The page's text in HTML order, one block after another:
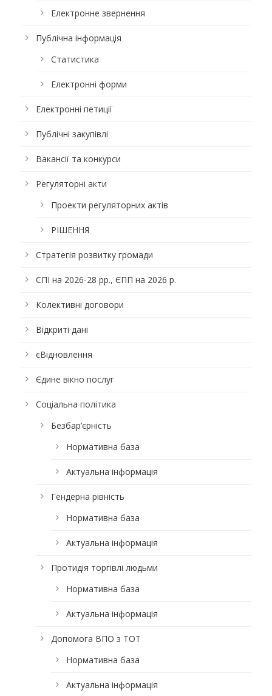
Електронне звернення
Публічна інформація
Статистика
Електронні форми
Електронні петиції
Публічні закупівлі
Вакансії та конкурси
Регуляторні акти
Проекти регуляторних актів
РІШЕННЯ
Стратегія розвитку громади
СПІ на 2026-28 рр., ЄПП на 2026 р.
Колективні договори
Відкриті дані
єВідновлення
Єдине вікно послуг
Соціальна політика
Безбар’єрність
Нормативна база
Актуальна інформація
Гендерна рівність
Нормативна база
Актуальна інформація
Протидія торгівлі людьми
Нормативна база
Актуальна інформація
Допомога ВПО з ТОТ
Нормативна база
Актуальна інформація